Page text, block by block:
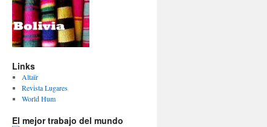
Links
Altaïr
Revista Lugares
World Hum
El mejor trabajo del mundo